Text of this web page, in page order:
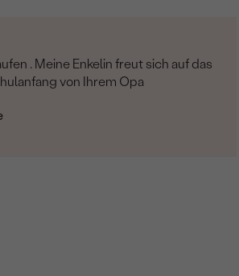
. Meine Enkelin freut sich auf das
von Ihrem Opa